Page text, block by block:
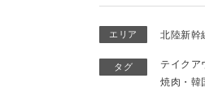
エリア 北陸新幹
タグ テイクア
焼肉・韓